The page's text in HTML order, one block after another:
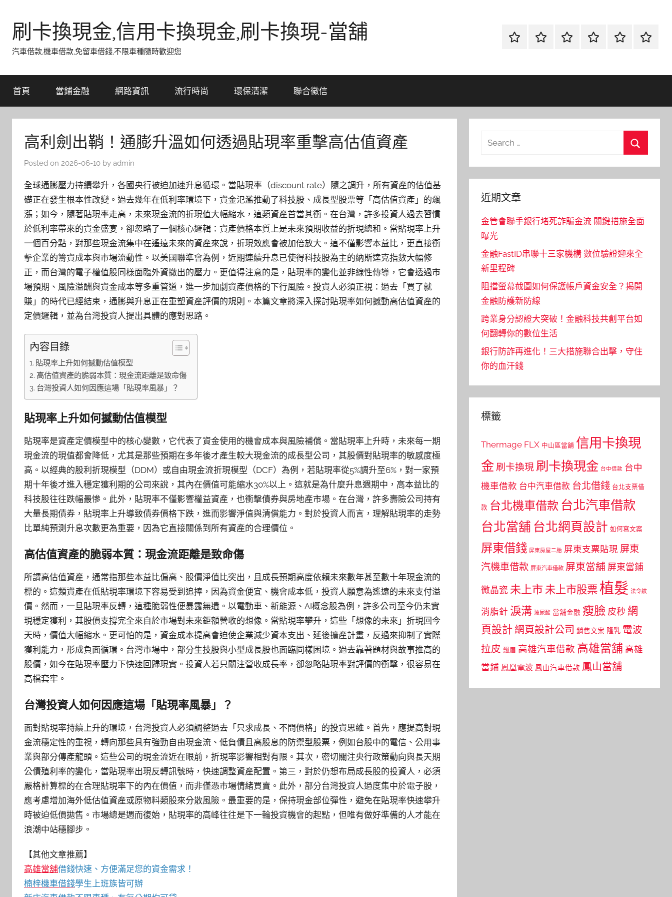
content刷卡換現金,信用卡換現金,刷卡換現-當舖
汽車借款,機車借款,免留車借錢,不限車種隨時歡迎您
首
當
網
流
環
聯
首頁 當鋪金融 網路資訊 流行時尚 環保清潔 聯合徵信
高利劍出鞘！通膨升溫如何透過貼現率重擊高估值資產
Posted on 2026-06-10 by admin
全球通膨壓力持續攀升，各國央行被迫加速升息循環。當貼現率（discount rate）隨之調升，所有資產的估值基
礎正在發生根本性改變。過去幾年在低利率環境下，資金氾濫推動了科技股、成長型股票等「高估值資產」的飆
漲；如今，隨著貼現率走高，未來現金流的折現值大幅縮水，這類資產首當其衝。在台灣，許多投資人過去習慣
於低利率帶來的資金盛宴，卻忽略了一個核心邏輯：資產價格本質上是未來預期收益的折現總和。當貼現率上升
一個百分點，對那些現金流集中在遙遠未來的資產來說，折現效應會被加倍放大。這不僅影響本益比，更直接衝
擊企業的籌資成本與市場流動性。以美國聯準會為例，近期連續升息已使得科技股為主的納斯達克指數大幅修
正，而台灣的電子權值股同樣面臨外資撤出的壓力。更值得注意的是，貼現率的變化並非線性傳導，它會透過市
場預期、風險溢酬與資金成本等多重管道，進一步加劇資產價格的下行風險。投資人必須正視：過去「買了就
賺」的時代已經結束，通膨與升息正在重塑資產評價的規則。本篇文章將深入探討貼現率如何撼動高估值資產的
定價邏輯，並為台灣投資人提出具體的應對思路。
內容目錄
貼現率上升如何撼動估值模型
高估值資產的脆弱本質：現金流距離是致命傷
台灣投資人如何因應這場「貼現率風暴」？
貼現率上升如何撼動估值模型
貼現率是資產定價模型中的核心變數，它代表了資金使用的機會成本與風險補償。當貼現率上升時，未來每一期
現金流的現值都會降低，尤其是那些預期在多年後才產生較大現金流的成長型公司，其股價對貼現率的敏感度極
高。以經典的股利折現模型（DDM）或自由現金流折現模型（DCF）為例，若貼現率從5%調升至6%，對一家預
期十年後才進入穩定獲利期的公司來說，其內在價值可能縮水30%以上。這就是為什麼升息週期中，高本益比的
科技股往往跌幅最慘。此外，貼現率不僅影響權益資產，也衝擊債券與房地產市場。在台灣，許多壽險公司持有
大量長期債券，貼現率上升導致債券價格下跌，進而影響淨值與清償能力。對於投資人而言，理解貼現率的走勢
比單純預測升息次數更為重要，因為它直接關係到所有資產的合理價位。
高估值資產的脆弱本質：現金流距離是致命傷
所謂高估值資產，通常指那些本益比偏高、股價淨值比突出，且成長預期高度依賴未來數年甚至數十年現金流的
標的。這類資產在低貼現率環境下容易受到追捧，因為資金便宜、機會成本低，投資人願意為遙遠的未來支付溢
價。然而，一旦貼現率反轉，這種脆弱性便暴露無遺。以電動車、新能源、AI概念股為例，許多公司至今仍未實
現穩定獲利，其股價支撐完全來自於市場對未來鉅額營收的想像。當貼現率攀升，這些「想像的未來」折現回今
天時，價值大幅縮水。更可怕的是，資金成本提高會迫使企業減少資本支出、延後擴產計畫，反過來抑制了實際
獲利能力，形成負面循環。台灣市場中，部分生技股與小型成長股也面臨同樣困境。過去靠著題材與故事推高的
股價，如今在貼現率壓力下快速回歸現實。投資人若只關注營收成長率，卻忽略貼現率對評價的衝擊，很容易在
高檔套牢。
台灣投資人如何因應這場「貼現率風暴」？
面對貼現率持續上升的環境，台灣投資人必須調整過去「只求成長、不問價格」的投資思維。首先，應提高對現
金流穩定性的重視，轉向那些具有強勁自由現金流、低負債且高股息的防禦型股票，例如台股中的電信、公用事
業與部分傳產龍頭。這些公司的現金流近在眼前，折現率影響相對有限。其次，密切關注央行政策動向與長天期
公債殖利率的變化，當貼現率出現反轉訊號時，快速調整資產配置。第三，對於仍想布局成長股的投資人，必須
嚴格計算標的在合理貼現率下的內在價值，而非僅憑市場情緒買賣。此外，部分台灣投資人過度集中於電子股，
應考慮增加海外低估值資產或原物料類股來分散風險。最重要的是，保持現金部位彈性，避免在貼現率快速攀升
時被迫低價拋售。市場總是週而復始，貼現率的高峰往往是下一輪投資機會的起點，但唯有做好準備的人才能在
浪潮中站穩腳步。
【其他文章推薦】
高雄當舖借錢快速、方便滿足您的資金需求！
楠梓機車借錢學生上班族皆可辦
Search
近期文章
金管會聯手銀行堵死詐騙金流 關鍵措施全面
曝光
金融FastID串聯十三家機構 數位驗證迎來全
新里程碑
阻擋螢幕截圖如何保護帳戶資金安全？揭開
金融防護新防線
跨業身分認證大突破！金融科技共創平台如
何翻轉你的數位生活
銀行防詐再進化！三大措施聯合出擊，守住
你的血汗錢
標籤
Thermage FLX 中山區當舖 信用卡換現
金 刷卡換現 刷卡換現金 台中借款 台中
機車借款 台中汽車借款 台北借錢 台北支票借
款 台北機車借款 台北汽車借款
台北當舖 台北網頁設計 如何寫文案
屏東借錢 屏東房屋二胎 屏東支票貼現 屏東
汽機車借款 屏東汽車借款 屏東當舖 屏東當鋪
微晶瓷 未上市 未上市股票植髮 法令紋
消脂針 淚溝 玻尿酸 當舖金融 瘦臉 皮秒 網
頁設計 網頁設計公司 銷售文案 隆乳 電波
拉皮 飄眉 高雄汽車借款 高雄當舖 高雄
當鋪 鳳凰電波 鳳山汽車借款 鳳山當舖